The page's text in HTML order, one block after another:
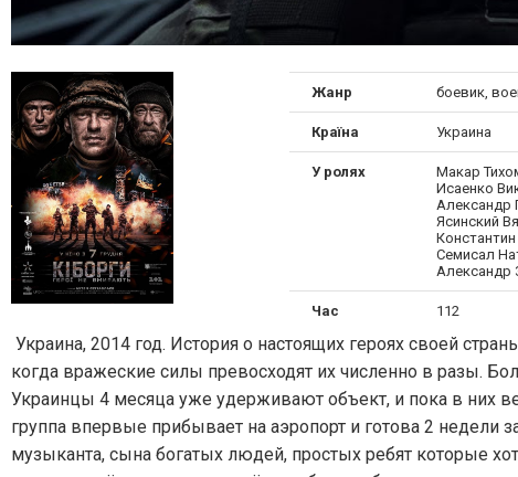
Жанр боевик,
Країна Украина
У ролях
Макар
Исаенко
Александр
Ясинский
Семисал
Александр
Час 112
Украина, 2014 год. История о настоящих героях своей
когда вражеские силы превосходят их численно в разы.
Украинцы 4 месяца уже удерживают объект, и пока в них
группа впервые прибывает на аэропорт и готова 2
музыканта, сына богатых людей, простых ребят которые